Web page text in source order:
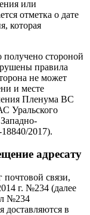
или
отметка о дате
которая
получено стороной
правила
не может
и месте
Пленума ВС
Уральского
2017).
адресату
почтовой связи,
г. №234 (далее
№234
доставляются в